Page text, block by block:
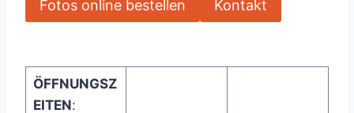
Fotos online bestellen Kontakt
ÖFFNUNGSZ
EITEN: